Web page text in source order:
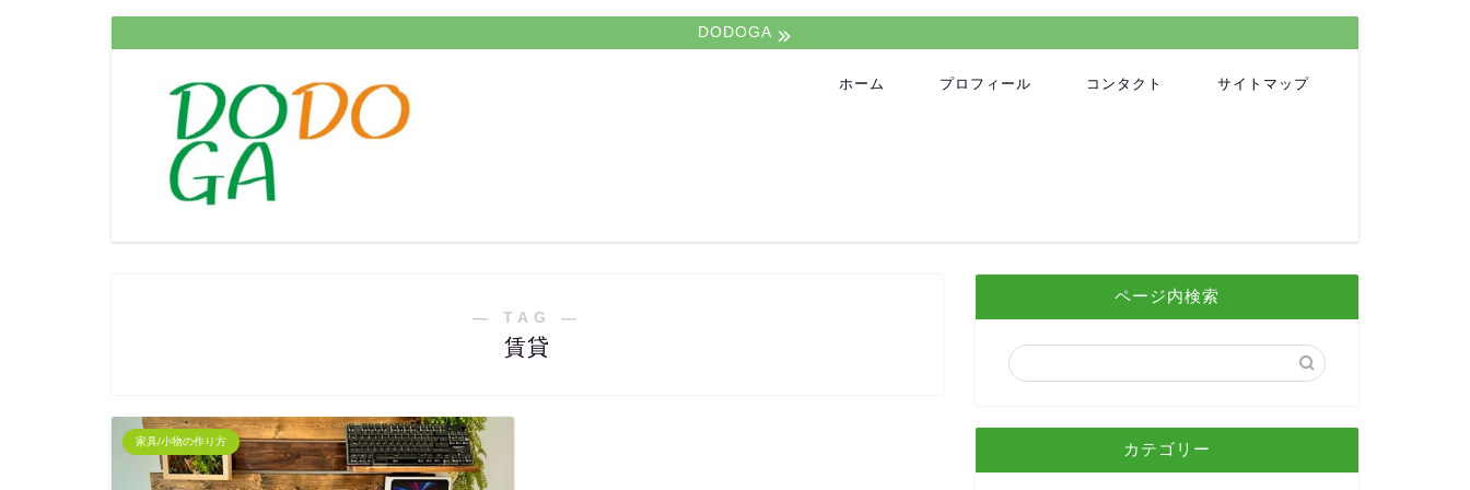
DODOGA
ホーム プロフィール コンタクト サイトマップ
― TAG ―
賃貸
家具/小物の作り方
ページ内検索
カテゴリー